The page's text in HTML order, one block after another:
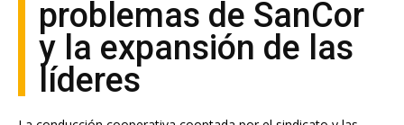
problemas de SanCor
y la expansión de las
líderes